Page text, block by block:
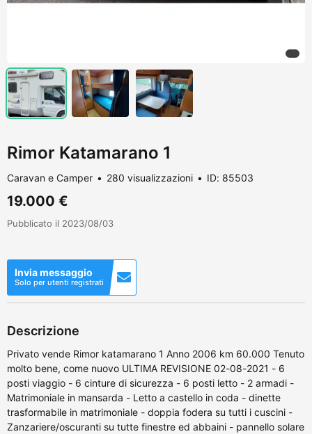
Rimor Katamarano 1
Caravan e Camper 280 visualizzazioni ID: 85503
19.000 €
Pubblicato il 2023/08/03
Invia messaggio
Solo per utenti registrati
Descrizione
Privato vende Rimor katamarano 1 Anno 2006 km 60.000 Tenuto
molto bene, come nuovo ULTIMA REVISIONE 02-08-2021 - 6
posti viaggio - 6 cinture di sicurezza - 6 posti letto - 2 armadi -
Matrimoniale in mansarda - Letto a castello in coda - dinette
trasformabile in matrimoniale - doppia fodera su tutti i cuscini -
Zanzariere/oscuranti su tutte finestre ed abbaini - pannello solare